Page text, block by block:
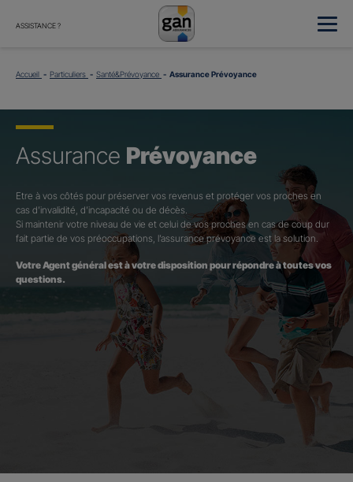
ASSISTANCE ?
Accueil Particuliers Santé&Prévoyance Assurance Prévoyance
Assurance Prévoyance
Etre à vos côtés pour préserver vos revenus et protéger vos proches en
cas d’invalidité, d’incapacité ou de décès.
Si maintenir votre niveau de vie et celui de vos proches en cas de coup dur
fait partie de vos préoccupations, l’assurance prévoyance est la solution.
Votre Agent général est à votre disposition pour répondre à toutes vos
questions.